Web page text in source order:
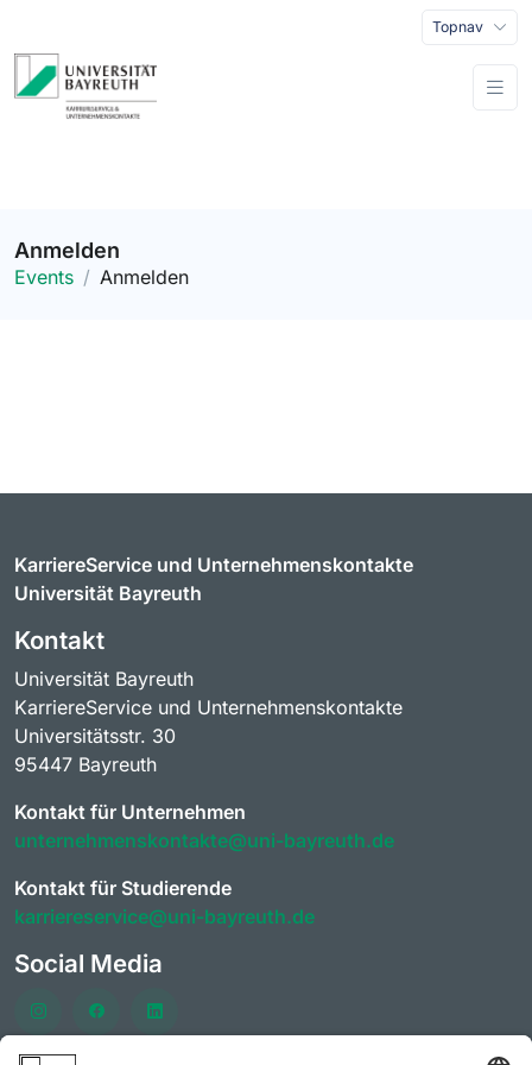
Topnav
Anmelden
Events Anmelden
KarriereService und Unternehmenskontakte
Universität Bayreuth
Kontakt
Universität Bayreuth
KarriereService und Unternehmenskontakte
Universitätsstr. 30
95447 Bayreuth
Kontakt für Unternehmen
unternehmenskontakte@uni-bayreuth.de
Kontakt für Studierende
karriereservice@uni-bayreuth.de
Social Media